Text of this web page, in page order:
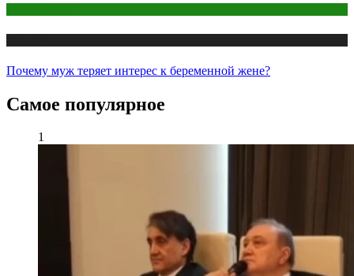
Почему муж теряет интерес к беременной жене?
Самое популярное
1